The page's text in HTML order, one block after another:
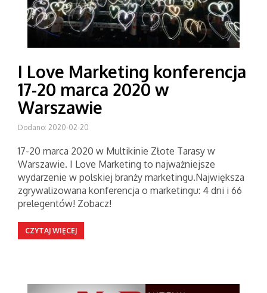
I Love Marketing konferencja
17-20 marca 2020 w
Warszawie
Dodano: 2020-02-20
17-20 marca 2020 w Multikinie Złote Tarasy w
Warszawie. I Love Marketing to najważniejsze
wydarzenie w polskiej branży marketingu.Największa
zgrywalizowana konferencja o marketingu: 4 dni i 66
prelegentów! Zobacz!
CZYTAJ WIĘCEJ